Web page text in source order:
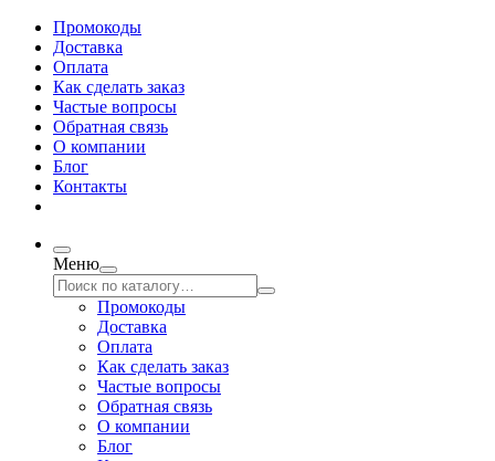
Промокоды
Доставка
Оплата
Как сделать заказ
Частые вопросы
Обратная связь
О компании
Блог
Контакты
Меню
Промокоды
Доставка
Оплата
Как сделать заказ
Частые вопросы
Обратная связь
О компании
Блог